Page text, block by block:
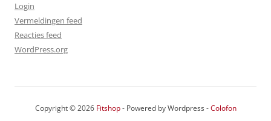
Login
Vermeldingen feed
Reacties feed
WordPress.org
Copyright © 2026 Fitshop- Powered by Wordpress -Colofon